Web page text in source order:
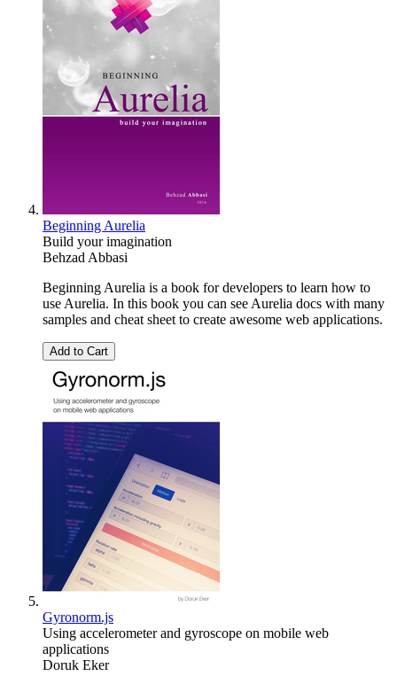
Beginning Aurelia
Build your imagination
Behzad Abbasi
Beginning Aurelia is a book for developers to learn how to
use Aurelia. In this book you can see Aurelia docs with many
samples and cheat sheet to create awesome web applications.
Add to Cart
Gyronorm.js
Using accelerometer and gyroscope on mobile web
applications
Doruk Eker